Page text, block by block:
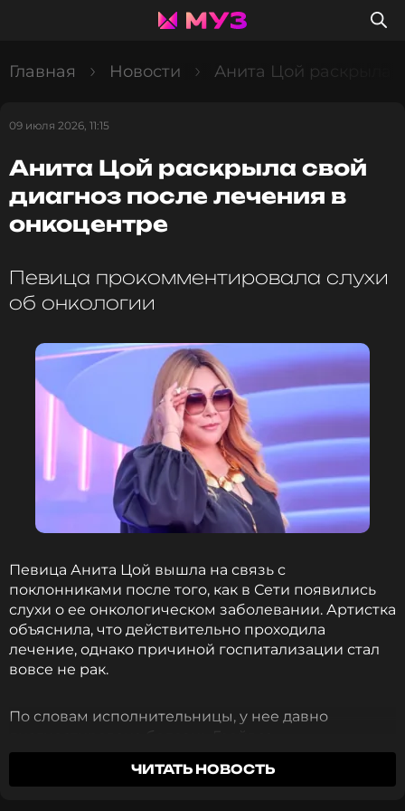
Главная Новости Анита Цой раскрыла
09 июля 2026, 11:15
Анита Цой раскрыла свой
диагноз после лечения в
онкоцентре
Певица прокомментировала слухи
об онкологии
Певица Анита Цой вышла на связь с
поклонниками после того, как в Сети появились
слухи о ее онкологическом заболевании. Артистка
объяснила, что действительно проходила
лечение, однако причиной госпитализации стал
вовсе не рак.
По словам исполнительницы, у нее давно
диагностирована болезнь Грейвса —
аутоиммунное заболевание щитовидной железы.
Именно из-за него врачи приняли решение
ЧИТАТЬ НОВОСТЬ